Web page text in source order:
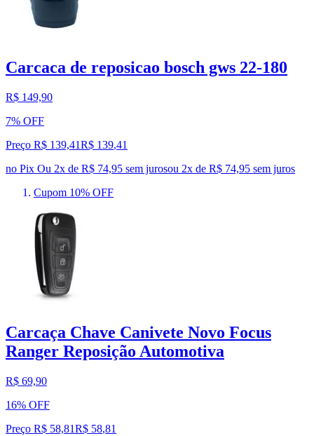
Carcaca de reposicao bosch gws 22-180
R$ 149,90
7% OFF
Preço R$ 139,41R$ 139,41
no Pix Ou 2x de R$ 74,95 sem jurosou 2x de R$ 74,95 sem juros
Cupom 10% OFF
Carcaça Chave Canivete Novo Focus
Ranger Reposição Automotiva
R$ 69,90
16% OFF
Preço R$ 58,81R$ 58,81